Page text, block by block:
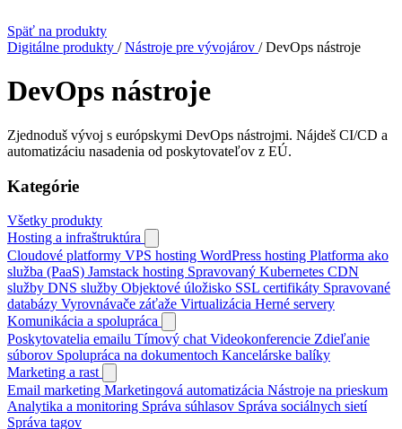
Späť na produkty
Digitálne produkty / Nástroje pre vývojárov / DevOps nástroje
DevOps nástroje
Zjednoduš vývoj s európskymi DevOps nástrojmi. Nájdeš CI/CD a
automatizáciu nasadenia od poskytovateľov z EÚ.
Kategórie
Všetky produkty
Hosting a infraštruktúra
Cloudové platformy VPS hosting WordPress hosting Platforma ako
služba (PaaS) Jamstack hosting Spravovaný Kubernetes CDN
služby DNS služby Objektové úložisko SSL certifikáty Spravované
databázy Vyrovnávače záťaže Virtualizácia Herné servery
Komunikácia a spolupráca
Poskytovatelia emailu Tímový chat Videokonferencie Zdieľanie
súborov Spolupráca na dokumentoch Kancelárske balíky
Marketing a rast
Email marketing Marketingová automatizácia Nástroje na prieskum
Analytika a monitoring Správa súhlasov Správa sociálnych sietí
Správa tagov